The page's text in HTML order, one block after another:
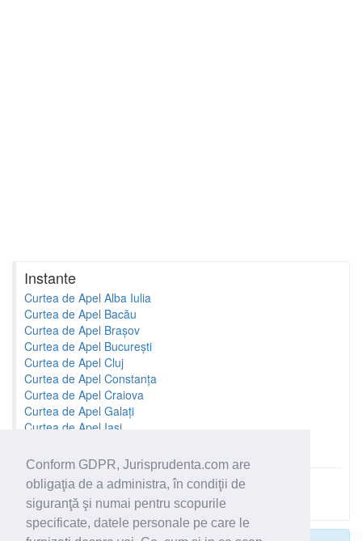
Conform GDPR, Jurisprudenta.com are
obligaţia de a administra, în condiţii de
siguranţă şi numai pentru scopurile
specificate, datele personale pe care le
Instante
Curtea de Apel Alba Iulia
Curtea de Apel Bacău
Curtea de Apel Brașov
Curtea de Apel București
Curtea de Apel Cluj
Curtea de Apel Constanța
Curtea de Apel Craiova
Curtea de Apel Galați
Curtea de Apel Iași
Toate instantele